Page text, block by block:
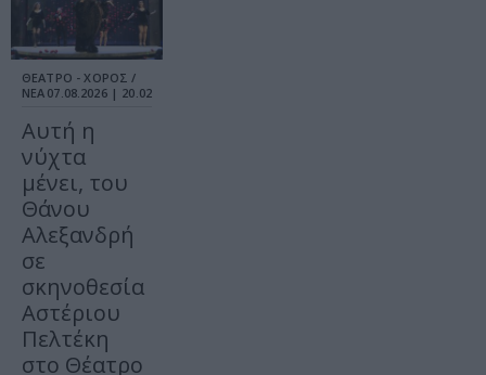
ΘΕΑΤΡΟ - ΧΟΡΟΣ /
ΝΕΑ 07.08.2026 | 20.02
Αυτή η
νύχτα
μένει, του
Θάνου
Αλεξανδρή
σε
σκηνοθεσία
Αστέριου
Πελτέκη
στο Θέατρο